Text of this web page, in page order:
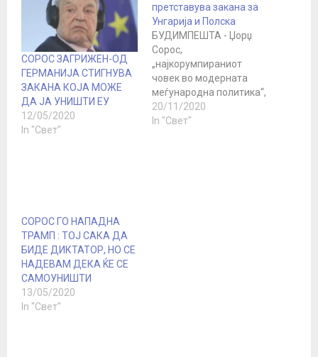
СОРОС ЗАГРИЖЕН-ОД
ГЕРМАНИЈА СТИГНУВА
ЗАКАНА КОЈА МОЖЕ
ДА ЈА УНИШТИ ЕУ
12/05/2020
In "Свет"
претставува закана за
Унгарија и Полска
БУДИМПЕШТА - Џорџ
Сорос,
„најкорумпираниот
човек во модерната
меѓународна политика“,
претставува закана за
Унгарија и Полска,
20/11/2020
In "Свет"
СОРОС ГО НАПАДНА
ТРАМП : ТОЈ САКА ДА
БИДЕ ДИКТАТОР, НО СЕ
НАДЕВАМ ДЕКА ЌЕ СЕ
САМОУНИШТИ
13/05/2020
In "Свет"